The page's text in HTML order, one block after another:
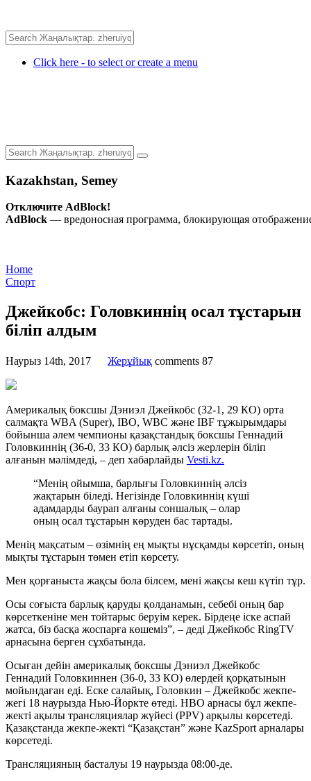
Click here - to select or create a menu
Kazakhstan, Semey
Отключите AdBlock!
AdBlock — вредоносная программа, блокирующая
Home
Спорт
Джейкобс: Головкиннің осал тұстарын
біліп алдым
Наурыз 14th, 2017 Жерұйық comments 87
Америкалық боксшы Дэниэл Джейкобс (32-1, 29 КО) орта
салмақта WBA (Super), IBO, WBC және IBF тұжырымдары
бойынша әлем чемпионы қазақстандық боксшы Геннадий
Головкиннің (36-0, 33 КО) барлық әлсіз жерлерін біліп
алғанын мәлімдеді, – деп хабарлайды Vesti.kz.
“Менің ойымша, барлығы Головкиннің әлсіз
жақтарын біледі. Негізінде Головкиннің күші
адамдарды баурап алғаны соншалық – олар
оның осал тұстарын көруден бас тартады.
Менің мақсатым – өзімнің ең мықты нұсқамды көрсетіп, оның
мықты тұстарын төмен етіп көрсету.
Мен қорғаныста жақсы бола білсем, мені жақсы кеш күтіп тұр.
Осы соғыста барлық қаруды қолданамын, себебі оның бар
көрсеткеніне мен тойтарыс беруім керек. Бірдеңе іске аспай
жатса, біз басқа жоспарға көшеміз”, – деді Джейкобс RingTV
арнасына берген сұхбатында.
Осыған дейін америкалық боксшы Дэниэл Джейкобс
Геннадий Головкиннен (36-0, 33 КО) өлердей қорқатынын
мойындаған еді. Еске салайық, Головкин – Джейкобс жекпе-
жегі 18 наурызда Нью-Йоркте өтеді. HBO арнасы бұл жекпе-
жекті ақылы трансляциялар жүйесі (PPV) арқылы көрсетеді.
Қазақстанда жекпе-жекті “Қазақстан” және KazSport арналары
көрсетеді.
Трансляцияның басталуы 19 наурызда 08:00-де.